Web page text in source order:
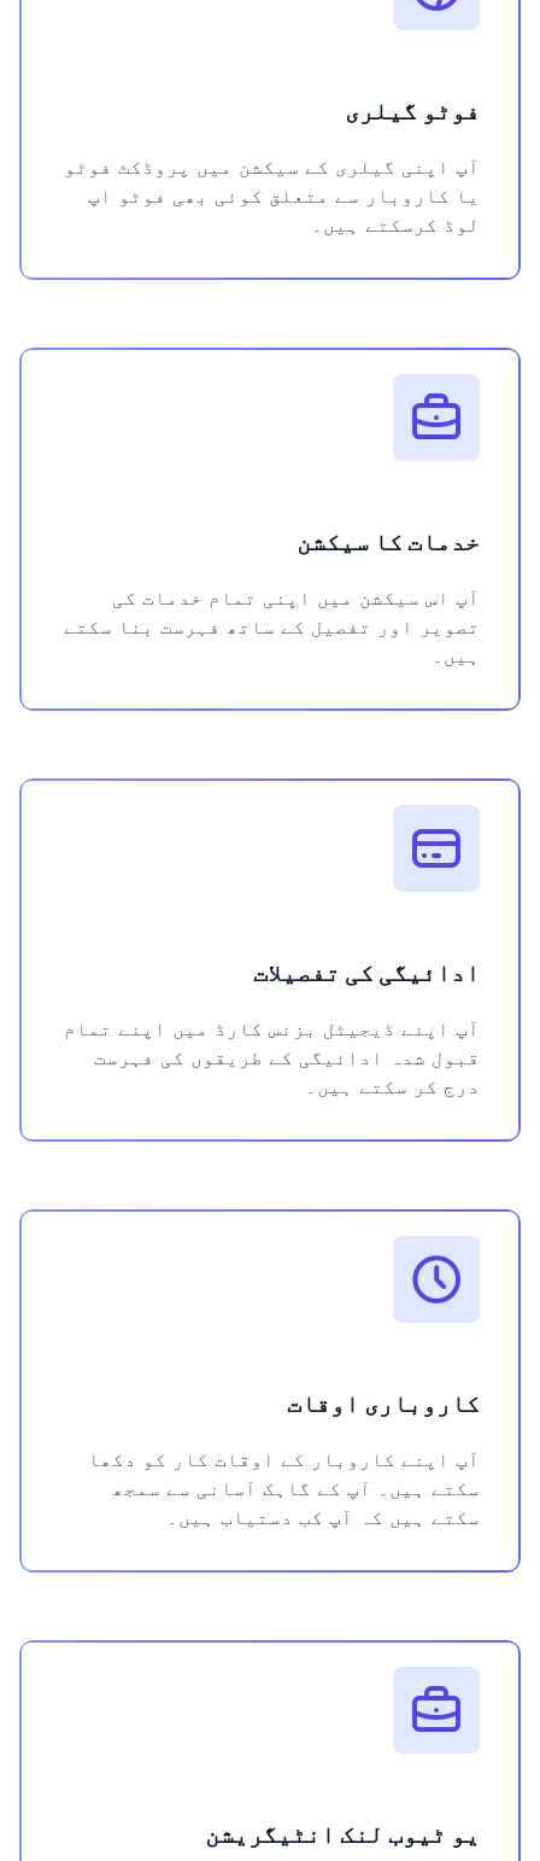
فوٹو گیلری
آپ اپنی گیلری کے سیکشن میں پروڈکٹ فوٹو
یا کاروبار سے متعلق کوئی بھی فوٹو اپ
لوڈ کرسکتے ہیں۔
خدمات کا سیکشن
آپ اس سیکشن میں اپنی تمام خدمات کی
تصویر اور تفصیل کے ساتھ فہرست بنا سکتے
ہیں۔
ادائیگی کی تفصیلات
آپ اپنے ڈیجیٹل بزنس کارڈ میں اپنے تمام
قبول شدہ ادائیگی کے طریقوں کی فہرست
درج کر سکتے ہیں۔
کاروباری اوقات
آپ اپنے کاروبار کے اوقات کار کو دکھا
سکتے ہیں۔ آپ کے گاہک آسانی سے سمجھ
سکتے ہیں کہ آپ کب دستیاب ہیں۔
یو ٹیوب لنک انٹیگریشن